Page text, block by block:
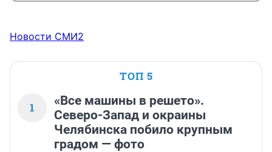
Новости СМИ2
ТОП 5
1
«Все машины в решето».
Северо-Запад и окраины
Челябинска побило крупным
градом — фото